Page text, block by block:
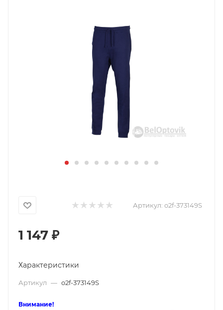
Артикул: o2f-373149S
1 147 ₽
Характеристики
Артикул — o2f-373149S
Внимание!